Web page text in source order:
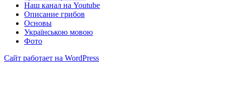
Наш канал на Youtube
Описание грибов
Основы
Українською мовою
Фото
Сайт работает на WordPress